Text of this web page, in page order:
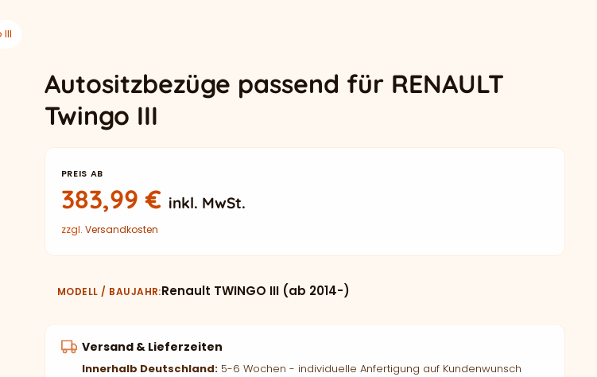
Autositzbezüge passend für RENAULT
Twingo III
PREIS AB
383,99€ inkl. MwSt.
zzgl. Versandkosten
MODELL / BAUJAHR Renault TWINGO III (ab 2014-)
Versand & Lieferzeiten
Innerhalb Deutschland:5-6 Wochen - individuelle Anfertigung auf Kundenwunsch